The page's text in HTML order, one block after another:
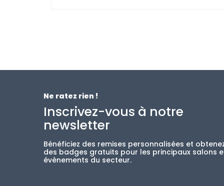
Ne ratez rien !
Inscrivez-vous à notre
newsletter
Bénéficiez des remises personnalisées et
des badges gratuits pour les principaux salons
évènements du secteur.